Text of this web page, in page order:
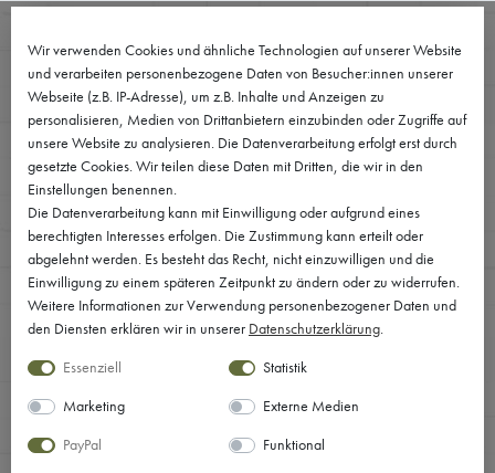
0
DR. BRONNER'S
Keine Artikel gefunden
Wir verwenden Cookies und ähnliche Technologien auf unserer Website
und verarbeiten personenbezogene Daten von Besucher:innen unserer
Webseite (z.B. IP-Adresse), um z.B. Inhalte und Anzeigen zu
personalisieren, Medien von Drittanbietern einzubinden oder Zugriffe auf
unsere Website zu analysieren. Die Datenverarbeitung erfolgt erst durch
gesetzte Cookies. Wir teilen diese Daten mit Dritten, die wir in den
Einstellungen benennen.
Die Datenverarbeitung kann mit Einwilligung oder aufgrund eines
berechtigten Interesses erfolgen. Die Zustimmung kann erteilt oder
abgelehnt werden. Es besteht das Recht, nicht einzuwilligen und die
Einwilligung zu einem späteren Zeitpunkt zu ändern oder zu widerrufen.
Weitere Informationen zur Verwendung personenbezogener Daten und
den Diensten erklären wir in unserer Daten­schutz­erklärung.
Essenziell
Statistik
Marketing
Externe Medien
PayPal
Funktional
P
R
E
I
S